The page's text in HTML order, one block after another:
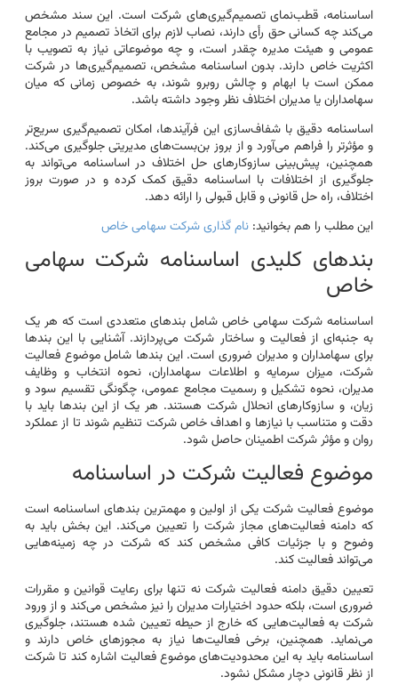
اساسنامه، قطب‌نمای تصمیم‌گیری‌های شرکت است. این سند مشخص
می‌کند چه کسانی حق رأی دارند، نصاب لازم برای اتخاذ تصمیم در مجامع
عمومی و هیئت مدیره چقدر است، و چه موضوعاتی نیاز به تصویب با
اکثریت خاص دارند. بدون اساسنامه مشخص، تصمیم‌گیری‌ها در شرکت
ممکن است با ابهام و چالش روبرو شوند، به خصوص زمانی که میان
سهامداران یا مدیران اختلاف نظر وجود داشته باشد.
اساسنامه دقیق با شفاف‌سازی این فرآیندها، امکان تصمیم‌گیری سریع‌تر
و مؤثرتر را فراهم می‌آورد و از بروز بن‌بست‌های مدیریتی جلوگیری می‌کند.
همچنین، پیش‌بینی سازوکارهای حل اختلاف در اساسنامه می‌تواند به
جلوگیری از اختلافات با اساسنامه دقیق کمک کرده و در صورت بروز
اختلاف، راه حل قانونی و قابل قبولی را ارائه دهد.
این مطلب را هم بخوانید: نام گذاری شرکت سهامی خاص
بندهای کلیدی اساسنامه شرکت سهامی
خاص
اساسنامه شرکت سهامی خاص شامل بندهای متعددی است که هر یک
به جنبه‌ای از فعالیت و ساختار شرکت می‌پردازند. آشنایی با این بندها
برای سهامداران و مدیران ضروری است. این بندها شامل موضوع فعالیت
شرکت، میزان سرمایه و اطلاعات سهامداران، نحوه انتخاب و وظایف
مدیران، نحوه تشکیل و رسمیت مجامع عمومی، چگونگی تقسیم سود و
زیان، و سازوکارهای انحلال شرکت هستند. هر یک از این بندها باید با
دقت و متناسب با نیازها و اهداف خاص شرکت تنظیم شوند تا از عملکرد
روان و مؤثر شرکت اطمینان حاصل شود.
موضوع فعالیت شرکت در اساسنامه
موضوع فعالیت شرکت یکی از اولین و مهمترین بندهای اساسنامه است
که دامنه فعالیت‌های مجاز شرکت را تعیین می‌کند. این بخش باید به
وضوح و با جزئیات کافی مشخص کند که شرکت در چه زمینه‌هایی
می‌تواند فعالیت کند.
تعیین دقیق دامنه فعالیت شرکت نه تنها برای رعایت قوانین و مقررات
ضروری است، بلکه حدود اختیارات مدیران را نیز مشخص می‌کند و از ورود
شرکت به فعالیت‌هایی که خارج از حیطه تعیین شده هستند، جلوگیری
می‌نماید. همچنین، برخی فعالیت‌ها نیاز به مجوزهای خاص دارند و
اساسنامه باید به این محدودیت‌های موضوع فعالیت اشاره کند تا شرکت
از نظر قانونی دچار مشکل نشود.